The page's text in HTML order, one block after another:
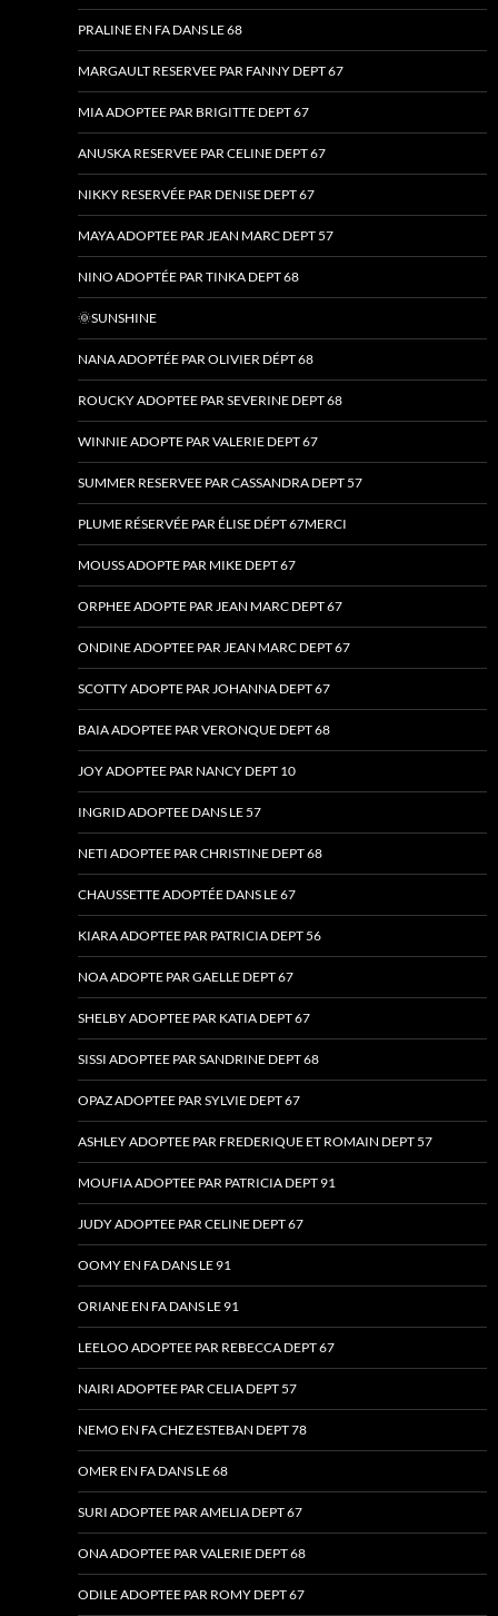
PRALINE EN FA DANS LE 68
MARGAULT RESERVEE PAR FANNY DEPT 67
MIA ADOPTEE PAR BRIGITTE DEPT 67
ANUSKA RESERVEE PAR CELINE DEPT 67
NIKKY RESERVÉE PAR DENISE DEPT 67
MAYA ADOPTEE PAR JEAN MARC DEPT 57
NINO ADOPTÉE PAR TINKA DEPT 68
🌞SUNSHINE
NANA ADOPTÉE PAR OLIVIER DÉPT 68
ROUCKY ADOPTEE PAR SEVERINE DEPT 68
WINNIE ADOPTE PAR VALERIE DEPT 67
SUMMER RESERVEE PAR CASSANDRA DEPT 57
PLUME RÉSERVÉE PAR ÉLISE DÉPT 67MERCI
MOUSS ADOPTE PAR MIKE DEPT 67
ORPHEE ADOPTE PAR JEAN MARC DEPT 67
ONDINE ADOPTEE PAR JEAN MARC DEPT 67
SCOTTY ADOPTE PAR JOHANNA DEPT 67
BAIA ADOPTEE PAR VERONQUE DEPT 68
JOY ADOPTEE PAR NANCY DEPT 10
INGRID ADOPTEE DANS LE 57
NETI ADOPTEE PAR CHRISTINE DEPT 68
CHAUSSETTE ADOPTÉE DANS LE 67
KIARA ADOPTEE PAR PATRICIA DEPT 56
NOA ADOPTE PAR GAELLE DEPT 67
SHELBY ADOPTEE PAR KATIA DEPT 67
SISSI ADOPTEE PAR SANDRINE DEPT 68
OPAZ ADOPTEE PAR SYLVIE DEPT 67
ASHLEY ADOPTEE PAR FREDERIQUE ET ROMAIN DEPT 57
MOUFIA ADOPTEE PAR PATRICIA DEPT 91
JUDY ADOPTEE PAR CELINE DEPT 67
OOMY EN FA DANS LE 91
ORIANE EN FA DANS LE 91
LEELOO ADOPTEE PAR REBECCA DEPT 67
NAIRI ADOPTEE PAR CELIA DEPT 57
NEMO EN FA CHEZ ESTEBAN DEPT 78
OMER EN FA DANS LE 68
SURI ADOPTEE PAR AMELIA DEPT 67
ONA ADOPTEE PAR VALERIE DEPT 68
ODILE ADOPTEE PAR ROMY DEPT 67